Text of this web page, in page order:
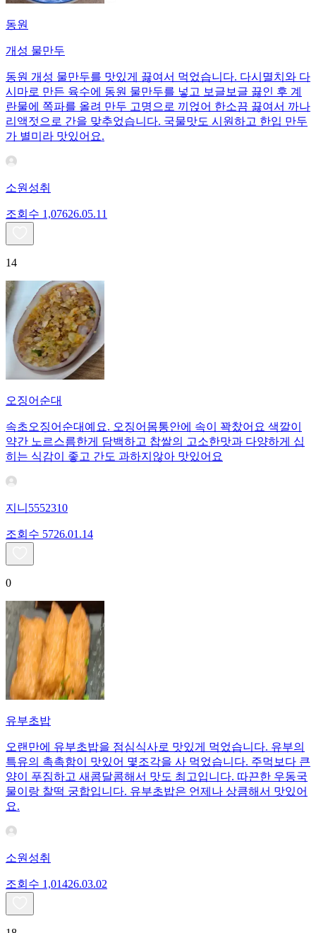
동원
개성 물만두
동원 개성 물만두를 맛있게 끓여서 먹었습니다. 다시멸치와 다
시마로 만든 육수에 동원 물만두를 넣고 보글보글 끓인 후 계
란물에 쪽파를 올려 만두 고명으로 끼얹어 한소끔 끓여서 까나
리액젓으로 간을 맞추었습니다. 국물맛도 시원하고 한입 만두
가 별미라 맛있어요.
소원성취
조회수 1,07626.05.11
14
오징어순대
속초오징어순대예요. 오징어몸통안에 속이 꽉찼어요 색깔이
약간 노르스름한게 담백하고 찹쌀의 고소한맛과 다양하게 십
히는 식감이 좋고 간도 과하지않아 맛있어요
지니5552310
조회수 5726.01.14
0
유부초밥
오랜만에 유부초밥을 점심식사로 맛있게 먹었습니다. 유부의
특유의 촉촉함이 맛있어 몇조각을 사 먹었습니다. 주먹보다 큰
양이 푸짐하고 새콤달콤해서 맛도 최고입니다. 따끈한 우동국
물이랑 찰떡 궁합입니다. 유부초밥은 언제나 상큼해서 맛있어
요.
소원성취
조회수 1,01426.03.02